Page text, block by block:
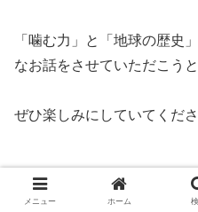
「噛む力」と「地球の歴史
なお話をさせていただこう
ぜひ楽しみにしていてくださ
メニュー ホーム